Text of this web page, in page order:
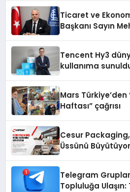
Ticaret ve
Başkanı Sayın
Tencent Hy3
kullanıma
Mars
Haftası” çağrısı
Cesur Packaging,
Üssünü Büyütüyor
Telegram
Topluluğa